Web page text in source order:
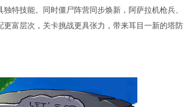
特技能。同时僵尸阵营同步焕新，阿萨拉机枪兵、
富层次，关卡挑战更具张力，带来耳目一新的塔防